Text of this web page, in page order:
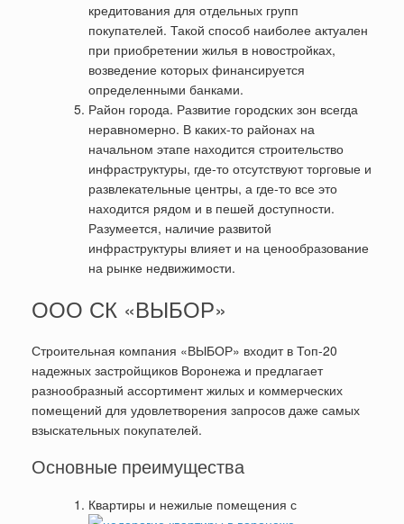
кредитования для отдельных групп
покупателей. Такой способ наиболее актуален
при приобретении жилья в новостройках,
возведение которых финансируется
определенными банками.
Район города. Развитие городских зон всегда
неравномерно. В каких-то районах на
начальном этапе находится строительство
инфраструктуры, где-то отсутствуют торговые и
развлекательные центры, а где-то все это
находится рядом и в пешей доступности.
Разумеется, наличие развитой
инфраструктуры влияет и на ценообразование
на рынке недвижимости.
ООО СК «ВЫБОР»
Строительная компания «ВЫБОР» входит в Топ-20
надежных застройщиков Воронежа и предлагает
разнообразный ассортимент жилых и коммерческих
помещений для удовлетворения запросов даже самых
взыскательных покупателей.
Основные преимущества
Квартиры и нежилые помещения с